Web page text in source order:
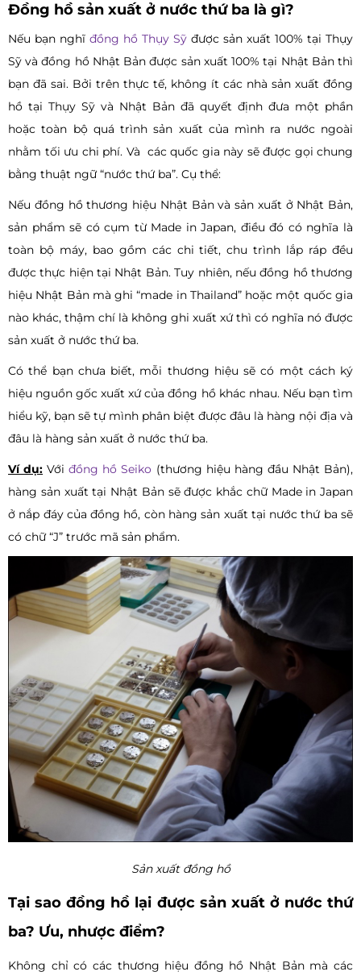
Đồng hồ sản xuất ở nước thứ ba là gì?
Nếu bạn nghĩ đồng hồ Thụy Sỹ được sản xuất 100% tại Thụy
Sỹ và đồng hồ Nhật Bản được sản xuất 100% tại Nhật Bản thì
bạn đã sai. Bởi trên thực tế, không ít các nhà sản xuất đồng
hồ tại Thụy Sỹ và Nhật Bản đã quyết định đưa một phần
hoặc toàn bộ quá trình sản xuất của mình ra nước ngoài
nhằm tối ưu chi phí. Và các quốc gia này sẽ được gọi chung
bằng thuật ngữ “nước thứ ba”. Cụ thể:
Nếu đồng hồ thương hiệu Nhật Bản và sản xuất ở Nhật Bản,
sản phẩm sẽ có cụm từ Made in Japan, điều đó có nghĩa là
toàn bộ máy, bao gồm các chi tiết, chu trình lắp ráp đều
được thực hiện tại Nhật Bản. Tuy nhiên, nếu đồng hồ thương
hiệu Nhật Bản mà ghi “made in Thailand” hoặc một quốc gia
nào khác, thậm chí là không ghi xuất xứ thì có nghĩa nó được
sản xuất ở nước thứ ba.
Có thể bạn chưa biết, mỗi thương hiệu sẽ có một cách ký
hiệu nguồn gốc xuất xứ của đồng hồ khác nhau. Nếu bạn tìm
hiểu kỹ, bạn sẽ tự mình phân biệt được đâu là hàng nội địa và
đâu là hàng sản xuất ở nước thứ ba.
Ví dụ: Vớiđồng hồ Seiko (thương hiệu hàng đầu Nhật Bản),
hàng sản xuất tại Nhật Bản sẽ được khắc chữ Made in Japan
ở nắp đáy của đồng hồ, còn hàng sản xuất tại nước thứ ba sẽ
có chữ “J” trước mã sản phẩm.
Sản xuất đồng hồ
Tại sao đồng hồ lại được sản xuất ở nước thứ
ba? Ưu, nhược điểm?
Không chỉ có các thương hiệu đồng hồ Nhật Bản mà các